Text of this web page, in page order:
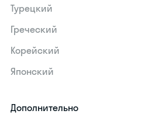
Турецкий
Греческий
Корейский
Японский
Дополнительно